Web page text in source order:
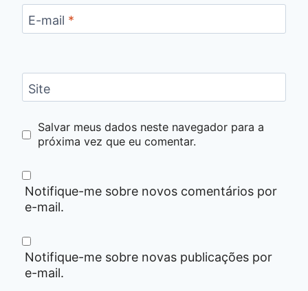
E-mail *
Site
Salvar meus dados neste navegador para a
próxima vez que eu comentar.
Notifique-me sobre novos comentários por
e-mail.
Notifique-me sobre novas publicações por
e-mail.